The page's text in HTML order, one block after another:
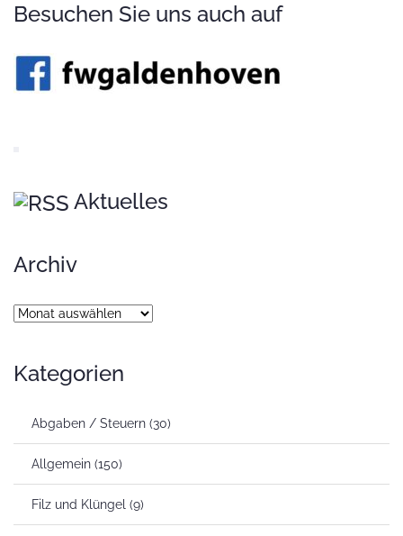
Besuchen Sie uns auch auf
Aktuelles
Archiv
Archiv
Kategorien
Abgaben / Steuern (30)
Allgemein (150)
Filz und Klüngel (9)